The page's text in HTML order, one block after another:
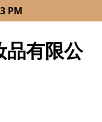
PM
品有限公